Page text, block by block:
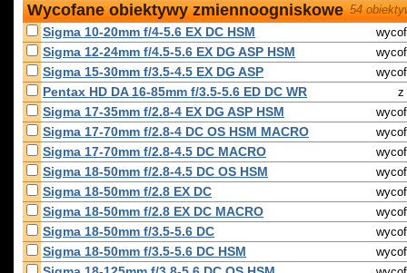
54
Wycofane obiektywy zmiennoogniskowe
Sigma 10-20mm f/4-5.6 EX DC HSM
Sigma 12-24mm f/4.5-5.6 EX DG ASP HSM
Sigma 15-30mm f/3.5-4.5 EX DG ASP
Pentax HD DA 16-85mm f/3.5-5.6 ED DC WR z
Sigma 17-35mm f/2.8-4 EX DG ASP HSM
Sigma 17-70mm f/2.8-4 DC OS HSM MACRO
Sigma 17-70mm f/2.8-4.5 DC MACRO
Sigma 18-50mm f/2.8-4.5 DC OS HSM
Sigma 18-50mm f/2.8 EX DC
Sigma 18-50mm f/2.8 EX DC MACRO
Sigma 18-50mm f/3.5-5.6 DC
Sigma 18-50mm f/3.5-5.6 DC HSM